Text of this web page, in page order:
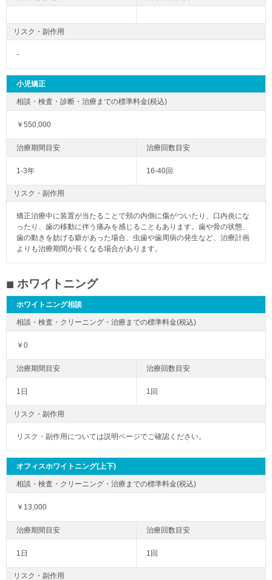
リスク・副作用
-
小児矯正
￥550,000
1-3年 16-40回
リスク・副作用
矯正治療中に装置が当たることで頬の内側に傷がついたり、口内炎にな
ったり、歯の移動に伴う痛みを感じることもあります。歯や骨の状態、
歯の動きを妨げる癖があった場合、虫歯や歯周病の発生など、治療計画
よりも治療期間が長くなる場合があります。
ホワイトニング
ホワイトニング相談
￥0
1日 1回
リスク・副作用
リスク・副作用については説明ページでご確認ください。
オフィスホワイトニング(上下)
￥13,000
1日 1回
リスク・副作用